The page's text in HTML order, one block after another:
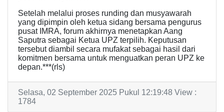
Setelah melalui proses runding dan musyawarah
yang dipimpin oleh ketua sidang bersama pengurus
pusat IMRA, forum akhirnya menetapkan Aang
Saputra sebagai Ketua UPZ terpilih. Keputusan
tersebut diambil secara mufakat sebagai hasil dari
komitmen bersama untuk menguatkan peran UPZ ke
depan.***(rls)
Selasa, 02 September 2025 Pukul 12:19:48 View :
1784